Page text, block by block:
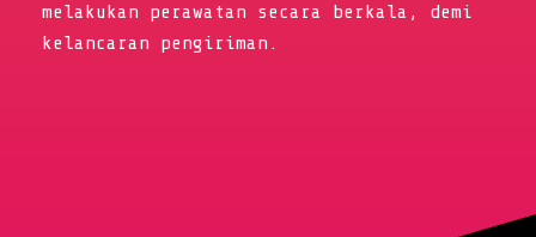
melakukan perawatan secara berkala, demi
kelancaran pengiriman.